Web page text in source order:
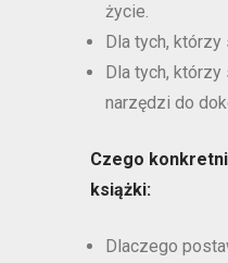
życie.
Dla tych,
Dla tych,
narzędzi do
Czego
książki:
Dlaczego